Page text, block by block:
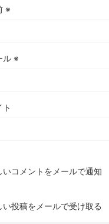
※
ル ※
ト
いコメントをメールで通知
い投稿をメールで受け取る